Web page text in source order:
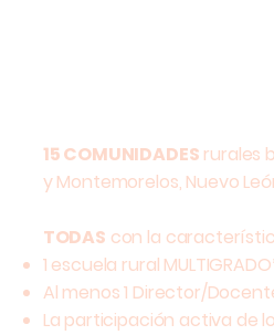
15 COMUNIDADES rurales
y Montemorelos, Nuevo
TODAS con la
1 escuela rural
Al menos 1 Director/
La participación activa de